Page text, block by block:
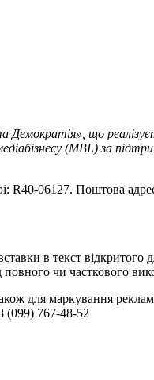
що
(MBL) за
R40-06127. Поштова
в текст
чи часткового
для маркування
(099) 767-48-52